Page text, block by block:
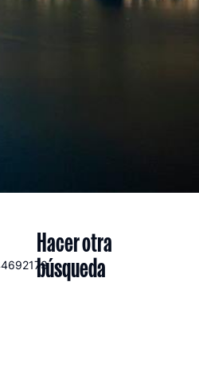
Hacer otra
búsqueda